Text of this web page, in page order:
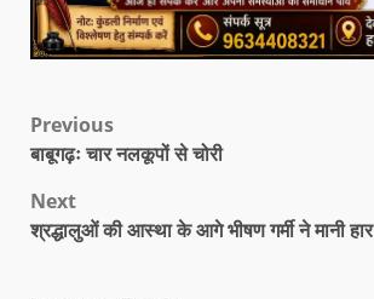
Previous
बाबूगढ़ः चार नलकूपों से चोरी
Next
श्रद्धालुओं की आस्था के आगे भीषण गर्मी ने मानी हार